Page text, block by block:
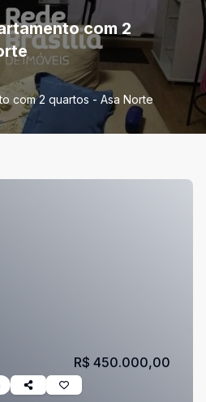
com 2
com 2 quartos - Asa Norte
R$ 450.000,00